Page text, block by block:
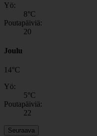
Yö:
8°C
Poutapäiviä:
20
Joulu
14°C
Yö:
5°C
Poutapäiviä:
22
Seuraava